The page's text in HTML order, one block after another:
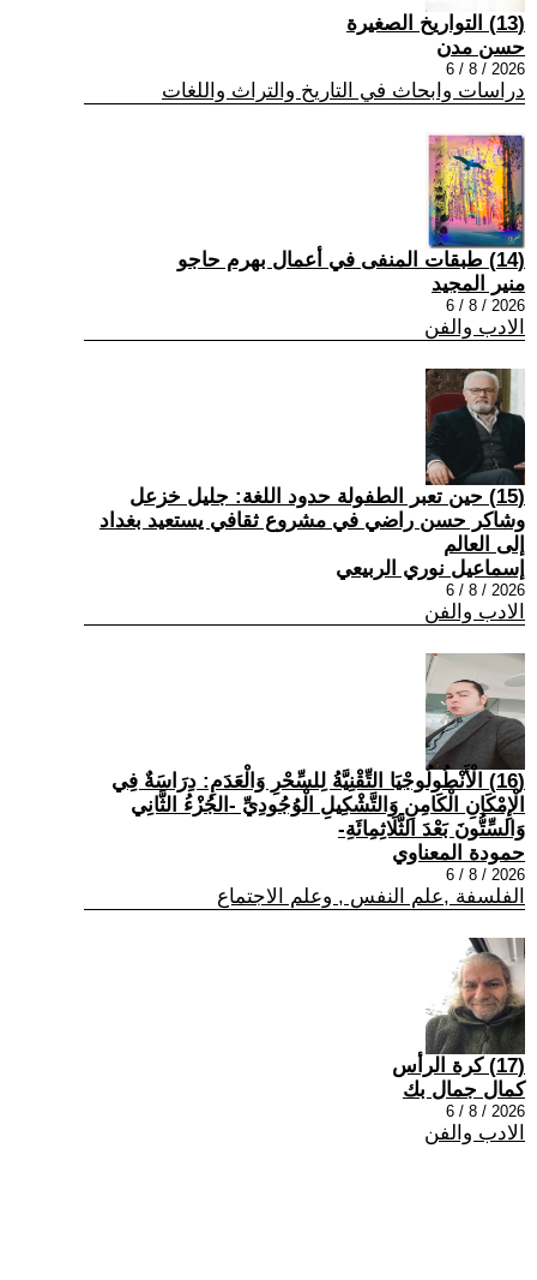
(13) التواريخ الصغيرة
حسن مدن
2026 / 8 / 6
دراسات وابحاث في التاريخ والتراث واللغات
(14) طبقات المنفى في أعمال بهرم حاجو
منير المجيد
2026 / 8 / 6
الادب والفن
(15) حين تعبر الطفولة حدود اللغة: جليل خزعل
وشاكر حسن راضي في مشروع ثقافي يستعيد بغداد
إلى العالم
إسماعيل نوري الربيعي
2026 / 8 / 6
الادب والفن
(16) الْأَنْطُولُوجْيَا التِّقْنِيَّةُ لِلسِّحْرِ وَالْعَدَمِ: دِرَاسَةٌ فِي
الْإِمْكَانِ الْكَامِنِ وَالتَّشْكِيلِ الْوُجُودِيِّ -الجُزْءُ الثَّانِي
وَالسِّتُّونَ بَعْدَ الثَّلَاثِمِائَةِ-
حمودة المعناوي
2026 / 8 / 6
الفلسفة ,علم النفس , وعلم الاجتماع
(17) كرة الرأس
كمال جمال بك
2026 / 8 / 6
الادب والفن